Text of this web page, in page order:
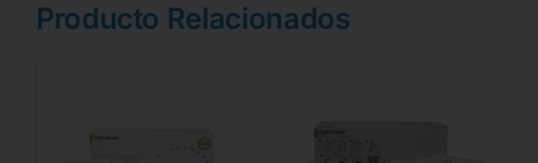
Producto Relacionados